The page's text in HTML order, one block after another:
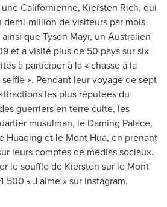
une Californienne, Kiersten Rich, qui
demi-million de visiteurs par mois
ainsi queTyson Mayr, un Australien
eta visité plus de 50 pays sur six
à participer à la « chasse à la
selfie ». Pendant leur voyage de sept
les plus réputées du
guerriers en terre cuite, les
musulman, le Daming Palace,
Huaqing et le Mont Hua, en prenant
leurs comptes de médias sociaux.
le souffle de Kiersten sur le Mont
500 « J'aime » sur Instagram.